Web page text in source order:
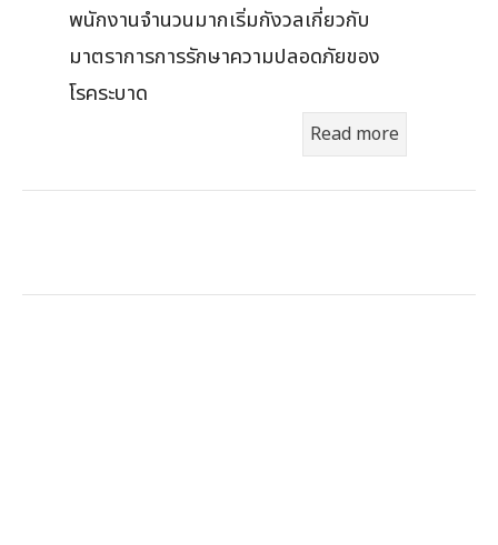
พนักงานจำนวนมากเริ่มกังวลเกี่ยวกับ
มาตราการการรักษาความปลอดภัยของ
โรคระบาด
Read more